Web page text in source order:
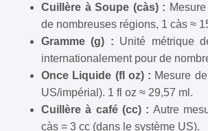
Cuillère à Soupe (càs) :
de nombreuses régions, 1 càs ≈
Gramme (g) : Unité métrique
internationalement pour de
Once Liquide (fl oz) : Mesure
US/impérial). 1 fl oz ≈ 29,57 ml.
Cuillère à café (cc) : Autre
càs = 3 cc (dans le système US).